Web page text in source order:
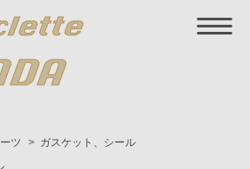
ツ > ガスケット、シール